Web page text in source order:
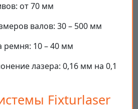
от 70 мм
валов: 30 – 500 мм
10 – 40 мм
лазера: 0,16 мм на 0,1
Fixturlaser